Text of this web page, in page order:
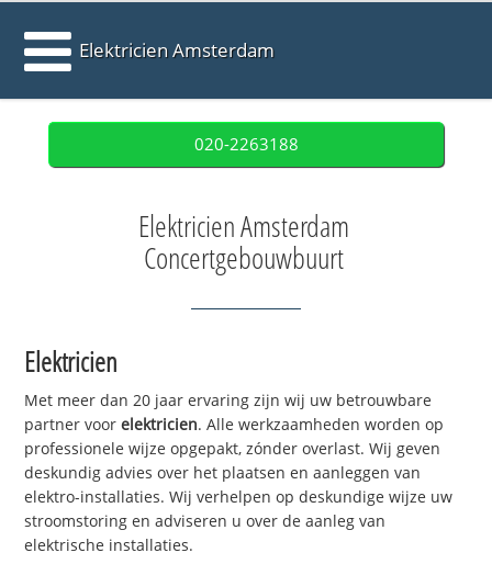
Elektricien Amsterdam
020-2263188
Elektricien Amsterdam
Concertgebouwbuurt
Elektricien
Met meer dan 20 jaar ervaring zijn wij uw betrouwbare
partner voorelektricien. Alle werkzaamheden worden op
professionele wijze opgepakt, zónder overlast. Wij geven
deskundig advies over het plaatsen en aanleggen van
elektro-installaties. Wij verhelpen op deskundige wijze uw
stroomstoring en adviseren u over de aanleg van
elektrische installaties.